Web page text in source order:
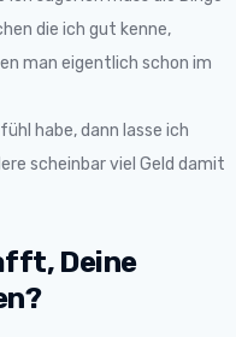
die ich gut kenne,
man eigentlich schon im
habe, dann lasse ich
scheinbar viel Geld damit
Deine